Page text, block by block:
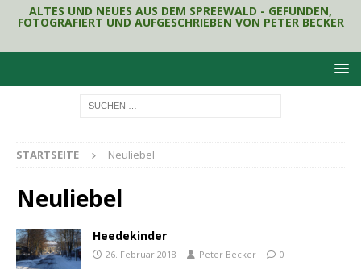
ALTES UND NEUES AUS DEM SPREEWALD - GEFUNDEN,
FOTOGRAFIERT UND AUFGESCHRIEBEN VON PETER BECKER
STARTSEITE Neuliebel
Neuliebel
Heedekinder
26. Februar 2018 Peter Becker 0